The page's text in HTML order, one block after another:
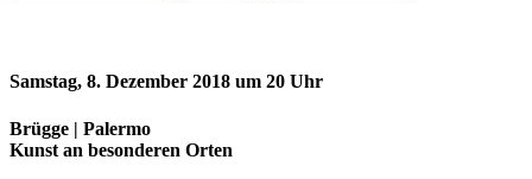
Samstag, 8. Dezember 2018 um 20 Uhr
Brügge | Palermo
Kunst an besonderen Orten